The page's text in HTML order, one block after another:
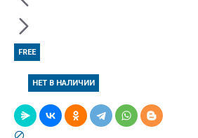
FREE
НЕТ В НАЛИЧИИ